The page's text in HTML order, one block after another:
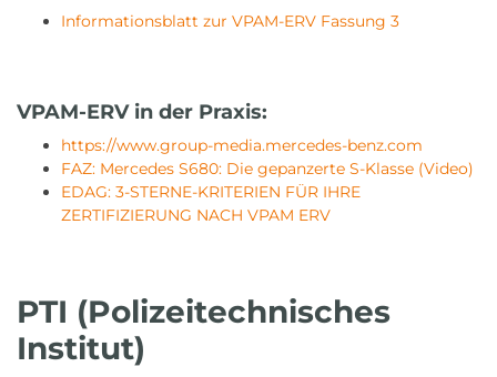
Informationsblatt zur VPAM-ERV Fassung 3
VPAM-ERV in der Praxis:
https://www.group-media.mercedes-benz.com
FAZ: Mercedes S680: Die gepanzerte S-Klasse (Video)
EDAG: 3-STERNE-KRITERIEN FÜR IHRE
ZERTIFIZIERUNG NACH VPAM ERV
PTI (Polizeitechnisches
Institut)